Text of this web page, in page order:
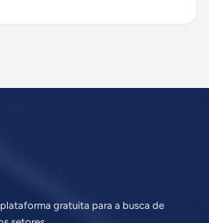
gratuita para a busca de